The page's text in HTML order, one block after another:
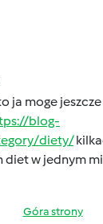
ja moge
blog-
diety/
diet w jednym
Góra strony